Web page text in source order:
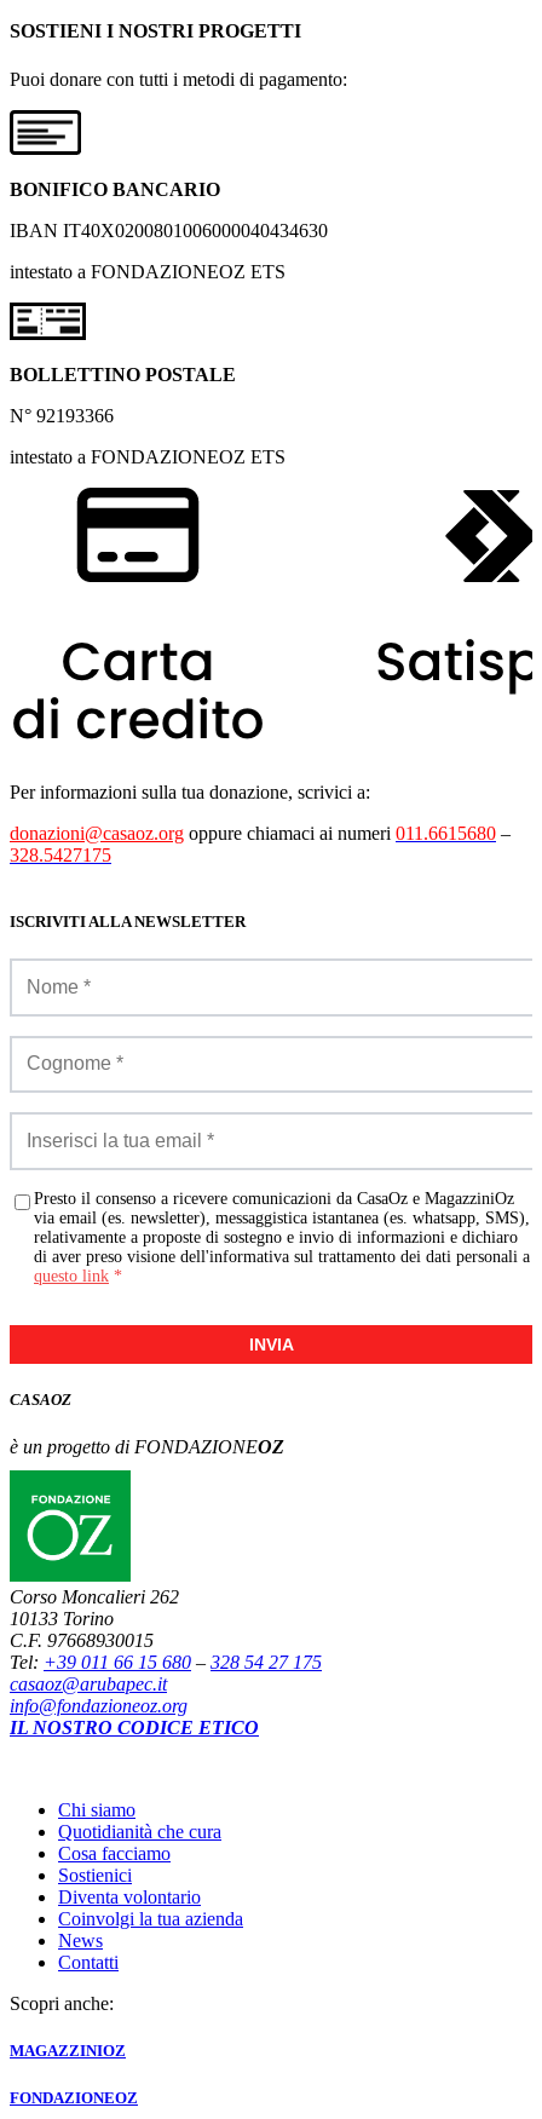
SOSTIENI I NOSTRI PROGETTI
Puoi donare con tutti i metodi di pagamento:
BONIFICO BANCARIO
IBAN IT40X0200801006000040434630
intestato a FONDAZIONEOZ ETS
BOLLETTINO POSTALE
N° 92193366
intestato a FONDAZIONEOZ ETS
Per informazioni sulla tua donazione, scrivici a:
donazioni@casaoz.org oppure chiamaci ai numeri 011.6615680 –
328.5427175
ISCRIVITI ALLA NEWSLETTER
Presto il consenso a ricevere comunicazioni da CasaOz e MagazziniOz
via email (es. newsletter), messaggistica istantanea (es. whatsapp, SMS),
relativamente a proposte di sostegno e invio di informazioni e dichiaro
di aver preso visione dell'informativa sul trattamento dei dati personali a
questo link *
INVIA
CASAOZ
è un progetto di FONDAZIONEOZ
Corso Moncalieri 262
10133 Torino
C.F. 97668930015
Tel: +39 011 66 15 680 – 328 54 27 175
casaoz@arubapec.it
info@fondazioneoz.org
IL NOSTRO CODICE ETICO
Chi siamo
Quotidianità che cura
Cosa facciamo
Sostienici
Diventa volontario
Coinvolgi la tua azienda
News
Contatti
Scopri anche:
MAGAZZINIOZ
FONDAZIONEOZ